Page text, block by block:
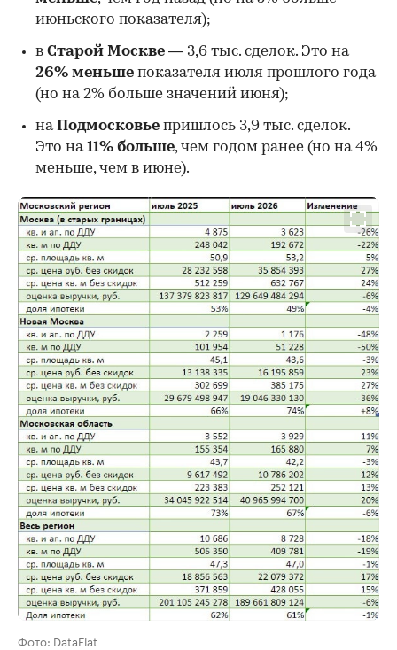
00:00 / 00:00
июньского показателя);
в Старой Москве — 3,6 тыс. сделок. Это на
26% меньше показателя июля прошлого года
(но на 2% больше значений июня);
наПодмосковье пришлось 3,9 тыс. сделок.
Это на11% больше, чем годом ранее (но на 4%
меньше, чем в июне).
Фото: DataFlat